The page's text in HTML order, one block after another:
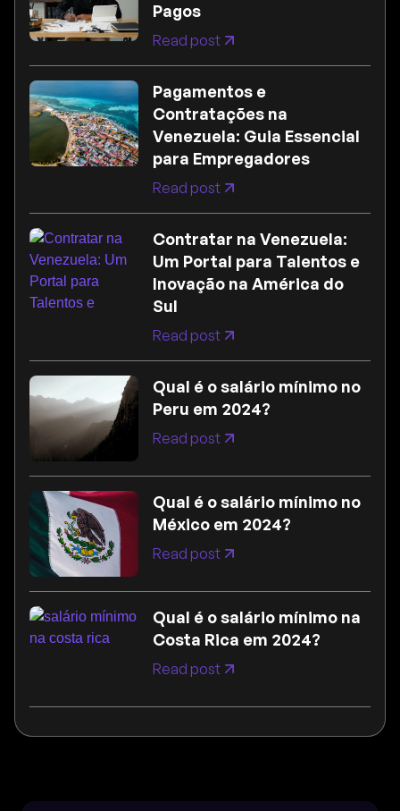
Pagos
Read post
Pagamentos e
Contratações na
Venezuela: Guia Essencial
para Empregadores
Read post
Contratar na Venezuela:
Um Portal para Talentos e
Inovação na América do
Sul
Read post
Qual é o salário mínimo no
Peru em 2024?
Read post
Qual é o salário mínimo no
México em 2024?
Read post
Qual é o salário mínimo na
Costa Rica em 2024?
Read post